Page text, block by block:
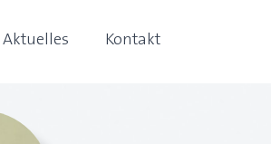
Aktuelles Kontakt